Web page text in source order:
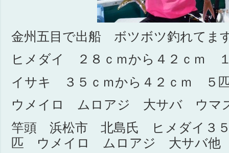
金州五目で出船 ボツボツ釣れてま
ヒメダイ ２８ｃｍから４２ｃｍ
イサキ ３５ｃｍから４２ｃｍ ５
ウメイロ ムロアジ 大サバ ウマ
竿頭 浜松市 北島氏 ヒメダイ３
匹 ウメイロ ムロアジ 大サ